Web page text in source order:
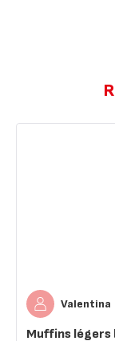
Valentina
Muffins légers